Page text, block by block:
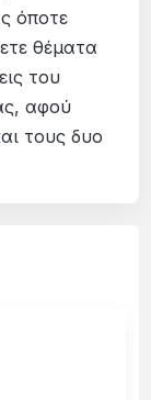
όποτε
θέματα
του
αφού
τους δυο